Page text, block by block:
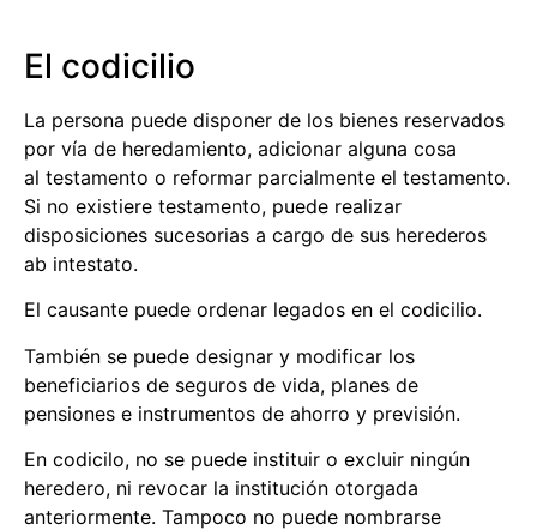
El codicilio
La persona puede disponer de los bienes reservados
por vía de heredamiento, adicionar alguna cosa
al testamento o reformar parcialmente el testamento.
Si no existiere testamento, puede realizar
disposiciones sucesorias a cargo de sus herederos
ab intestato.
El causante puede ordenar legados en el codicilio.
También se puede designar y modificar los
beneficiarios de seguros de vida, planes de
pensiones e instrumentos de ahorro y previsión.
En codicilo, no se puede instituir o excluir ningún
heredero, ni revocar la institución otorgada
anteriormente. Tampoco no puede nombrarse